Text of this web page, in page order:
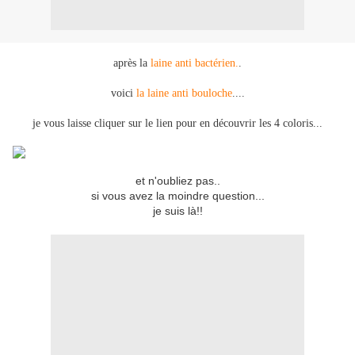
après la laine anti bactérien..
voici la laine anti bouloche....
je vous laisse cliquer sur le lien pour en découvrir les 4 coloris...
et n'oubliez pas..
si vous avez la moindre question...
je suis là!!